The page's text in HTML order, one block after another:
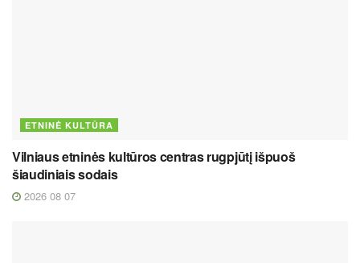
ETNINĖ KULTŪRA
Vilniaus etninės kultūros centras rugpjūtį išpuoš
šiaudiniais sodais
2026 08 07